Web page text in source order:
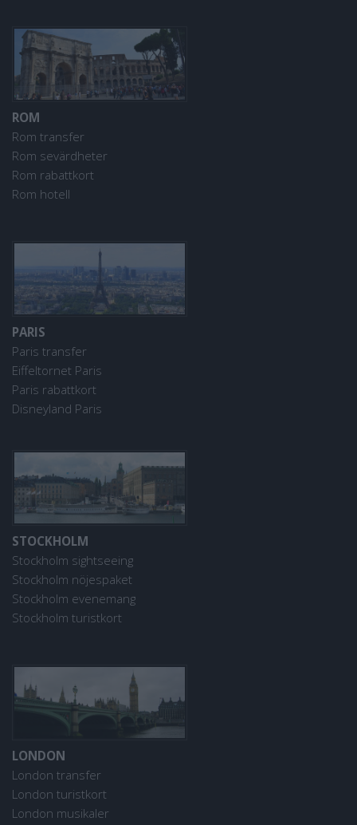
ROM
Rom transfer
Rom sevärdheter
Rom rabattkort
Rom hotell
PARIS
Paris transfer
Eiffeltornet Paris
Paris rabattkort
Disneyland Paris
STOCKHOLM
Stockholm sightseeing
Stockholm nöjespaket
Stockholm evenemang
Stockholm turistkort
LONDON
London transfer
London turistkort
London musikaler